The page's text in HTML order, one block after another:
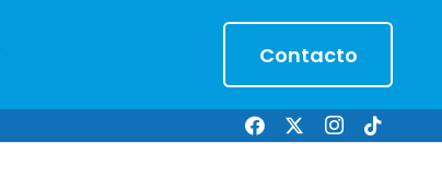
Contacto